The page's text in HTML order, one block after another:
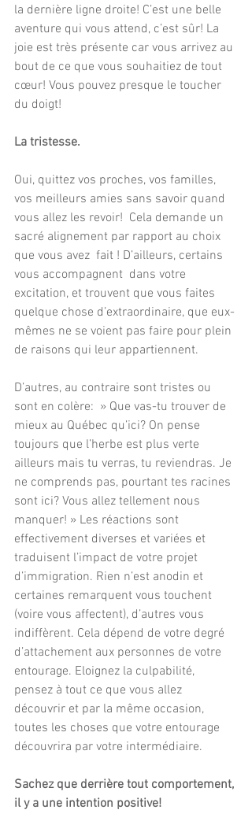
la dernière ligne droite! C’est une belle
aventure qui vous attend, c’est sûr! La
joie est très présente car vous arrivez au
bout de ce que vous souhaitiez de tout
cœur! Vous pouvez presque le toucher
du doigt!
La tristesse.
Oui, quittez vos proches, vos familles,
vos meilleurs amies sans savoir quand
vous allez les revoir!  Cela demande un
sacré alignement par rapport au choix
que vous avez  fait ! D’ailleurs, certains
vous accompagnent  dans votre
excitation, et trouvent que vous faites
quelque chose d’extraordinaire, que eux-
mêmes ne se voient pas faire pour plein
de raisons qui leur appartiennent.
D’autres, au contraire sont tristes ou
sont en colère:  » Que vas-tu trouver de
mieux au Québec qu’ici? On pense
toujours que l’herbe est plus verte
ailleurs mais tu verras, tu reviendras. Je
ne comprends pas, pourtant tes racines
sont ici? Vous allez tellement nous
manquer! » Les réactions sont
effectivement diverses et variées et
traduisent l’impact de votre projet
d’immigration. Rien n’est anodin et
certaines remarquent vous touchent
(voire vous affectent), d’autres vous
indiffèrent. Cela dépend de votre degré
d’attachement aux personnes de votre
entourage. Eloignez la culpabilité,
pensez à tout ce que vous allez
découvrir et par la même occasion,
toutes les choses que votre entourage
découvrira par votre intermédiaire.
Sachez que derrière tout comportement,
il y a une intention positive!